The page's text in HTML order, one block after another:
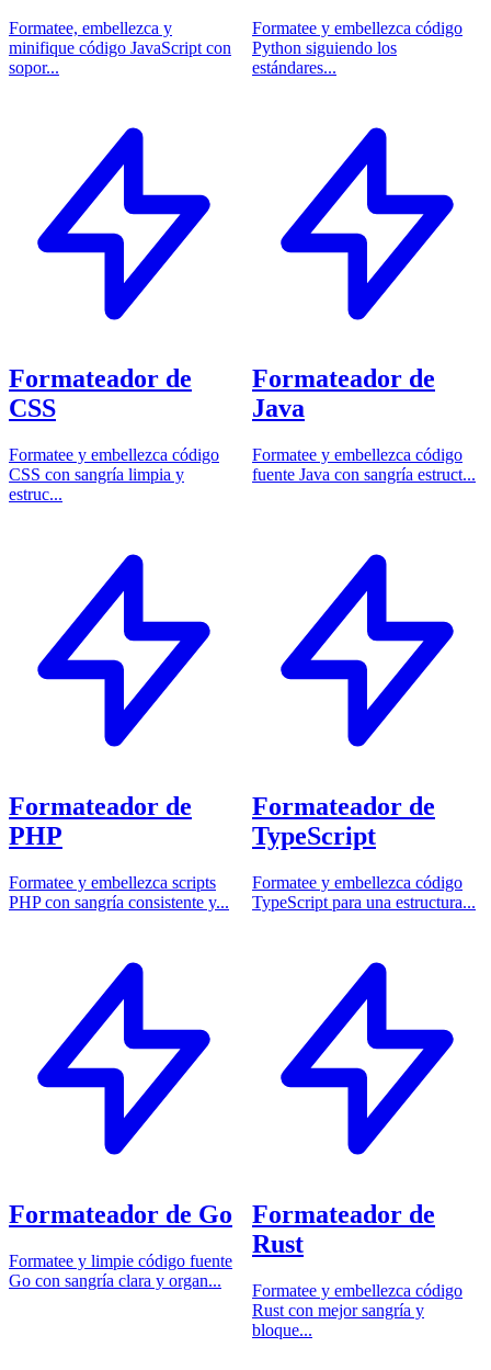
Formatee, embellezca y
minifique código JavaScript con
sopor...
Formatee y embellezca código
Python siguiendo los
estándares...
Formateador de
CSS
Formatee y embellezca código
CSS con sangría limpia y
estruc...
Formateador de
Java
Formatee y embellezca código
fuente Java con sangría estruct...
Formateador de
PHP
Formatee y embellezca scripts
PHP con sangría consistente y...
Formateador de
TypeScript
Formatee y embellezca código
TypeScript para una estructura...
Formateador de Go
Formatee y limpie código fuente
Go con sangría clara y organ...
Formateador de
Rust
Formatee y embellezca código
Rust con mejor sangría y
bloque...